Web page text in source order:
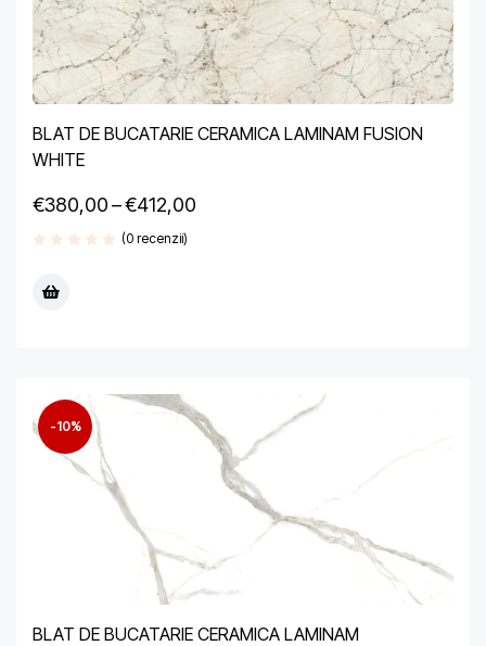
BLAT DE BUCATARIE CERAMICA LAMINAM FUSION
WHITE
€380,00–€412,00
(0 recenzii)
-10%
BLAT DE BUCATARIE CERAMICA LAMINAM